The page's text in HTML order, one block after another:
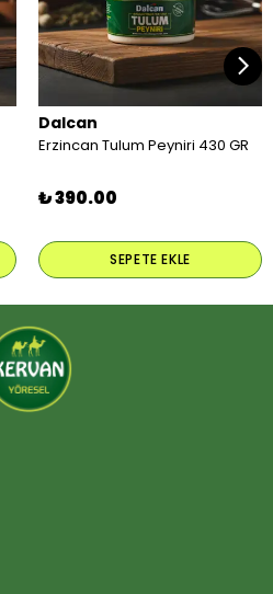
Dalcan
Erzincan Tulum Peyniri 430 GR
₺ 390.00
SEPETE EKLE